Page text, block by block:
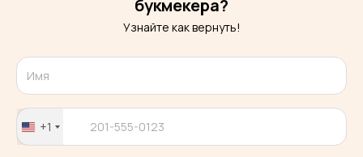
букмекера?
Узнайте как вернуть!
United
States
+1